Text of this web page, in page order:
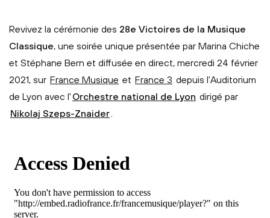
Revivez la cérémonie des 28e Victoires de la Musique
Classique, une soirée unique présentée par Marina Chiche
et Stéphane Bern et diffusée en direct, mercredi 24 février
2021, sur France Musique et France 3 depuis l'Auditorium
de Lyon avec l' Orchestre national de Lyon dirigé par
Nikolaj Szeps-Znaider